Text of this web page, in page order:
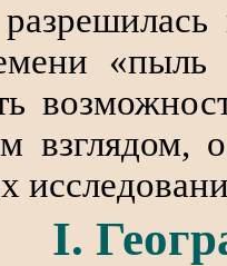
«пыль
взглядом,
I.